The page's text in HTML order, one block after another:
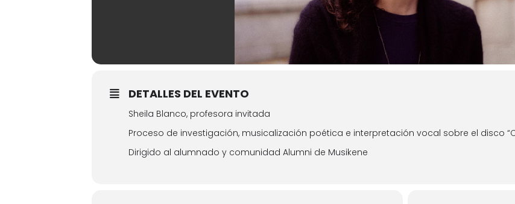
DETALLES DEL EVENTO
Sheila Blanco, profesora invitada
Proceso de investigación, musicalización poética e interpretación vocal sobre el disco
Dirigido al alumnado y comunidad Alumni de Musikene